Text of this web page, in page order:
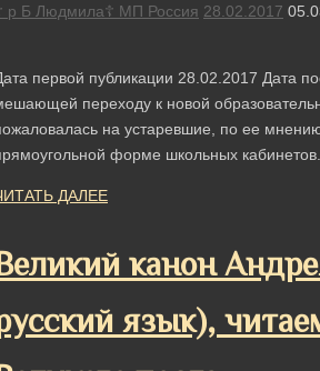
р Б Людмила☦ МП Россия 28.02.2017
первой публикации 28.02.2017 Дата
переходу к новой
на устаревшие, по ее
форме школьных
ДАЛЕЕ
канон
язык),